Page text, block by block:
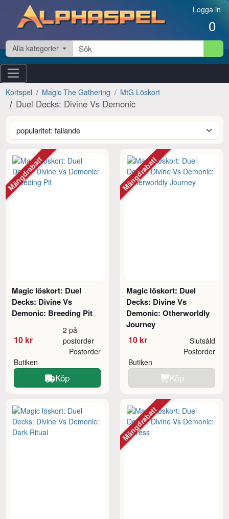
Hoppa till innehåll Logga in
0
Alla kategorier
Kortspel Magic The Gathering MtG Löskort
Duel Decks: Divine Vs Demonic
Magic löskort: Duel
Decks: Divine Vs
Demonic: Breeding Pit
10 kr
2 på
postorder
Butiken
Postorder
Köp
Mängdrabatt
Magic löskort: Duel
Decks: Divine Vs
Demonic: Otherworldly
Journey
10 kr Slutsåld
Butiken
Postorder
Köp
Mängdrabatt
Mängdrabatt